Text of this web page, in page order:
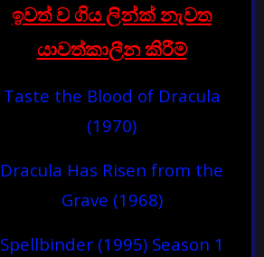
ඉවත් ව ගිය ලින්ක් නැවත
යාවත්කාලීන කිරීම්
Taste the Blood of Dracula
(1970)
Dracula Has Risen from the
Grave (1968)
Spellbinder (1995) Season 1